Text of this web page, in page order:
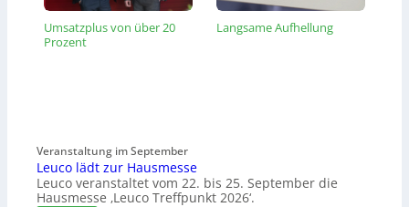
Umsatzplus von über 20
Prozent
Langsame Aufhellung
Veranstaltung im September
Leuco lädt zur Hausmesse
Leuco veranstaltet vom 22. bis 25. September die
Hausmesse ‚Leuco Treffpunkt 2026‘.